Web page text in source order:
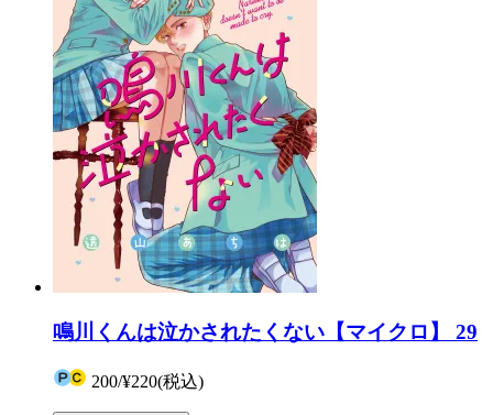
鳴川くんは泣かされたくない【マイクロ】 29
200/¥220(税込)